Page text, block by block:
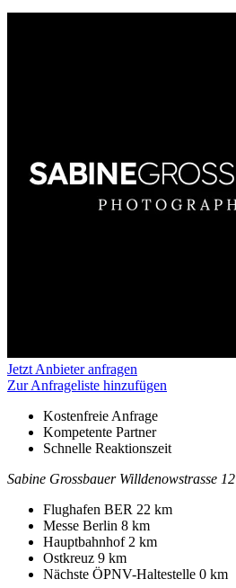
Jetzt Anbieter anfragen
Zur Anfrageliste hinzufügen
Kostenfreie Anfrage
Kompetente Partner
Schnelle Reaktionszeit
Adresse
Sabine Grossbauer Willdenowstrasse 12
Flughafen BER 22 km
Messe Berlin 8 km
Hauptbahnhof 2 km
Ostkreuz 9 km
Nächste ÖPNV-Haltestelle 0 km